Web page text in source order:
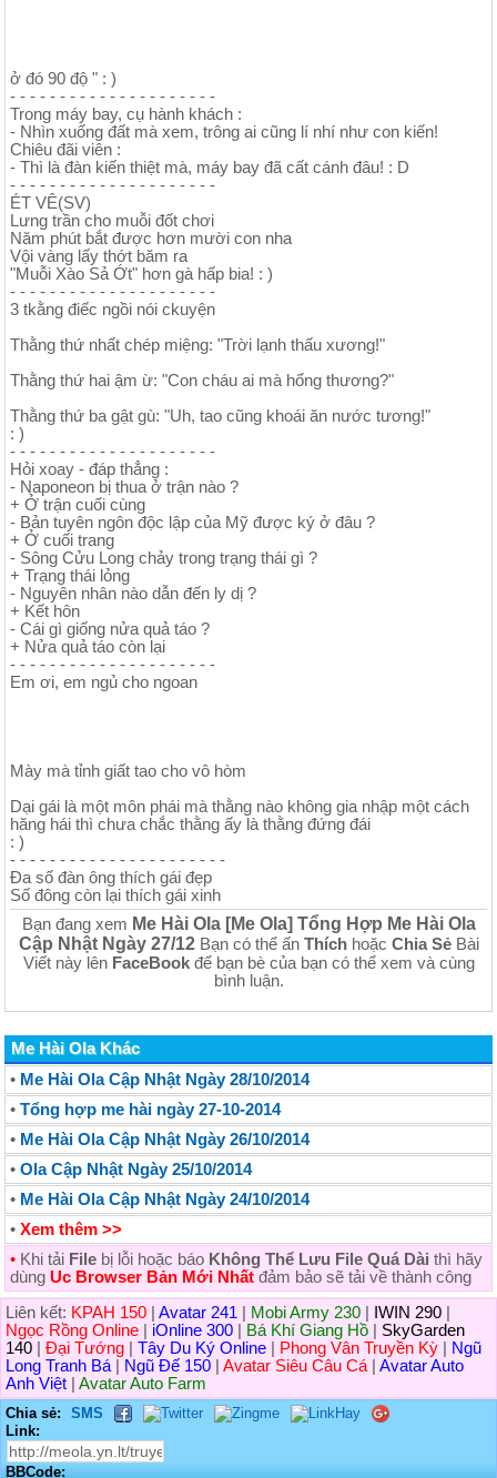
ở đó 90 độ " : )
- - - - - - - - - - - - - - - - - - - - -
Trong máy bay, cụ hành khách :
- Nhìn xuống đất mà xem, trông ai cũng lí nhí như con kiến!
Chiêu đãi viên :
- Thì là đàn kiến thiệt mà, máy bay đã cất cánh đâu! : D
- - - - - - - - - - - - - - - - - - - - -
ÉT VÊ(SV)
Lưng trần cho muỗi đốt chơi
Năm phút bắt được hơn mười con nha
Vội vàng lấy thớt băm ra
"Muỗi Xào Sả Ớt" hơn gà hấp bia! : )
- - - - - - - - - - - - - - - - - - - - -
3 tkằng điếc ngồi nói ckuyện
Thằng thứ nhất chép miệng: "Trời lạnh thấu xương!"
Thằng thứ hai ậm ừ: "Con cháu ai mà hổng thương?"
Thằng thứ ba gật gù: "Uh, tao cũng khoái ăn nước tương!"
: )
- - - - - - - - - - - - - - - - - - - - -
Hỏi xoay - đáp thẳng :
- Naponeon bị thua ở trận nào ?
+ Ở trận cuối cùng
- Bản tuyên ngôn độc lập của Mỹ được ký ở đâu ?
+ Ở cuối trang
- Sông Cửu Long chảy trong trạng thái gì ?
+ Trạng thái lỏng
- Nguyên nhân nào dẫn đến ly dị ?
+ Kết hôn
- Cái gì giống nửa quả táo ?
+ Nửa quả táo còn lại
- - - - - - - - - - - - - - - - - - - - -
Em ơi, em ngủ cho ngoan
Mày mà tỉnh giất tao cho vô hòm
Dại gái là một môn phái mà thằng nào không gia nhập một cách
hăng hái thì chưa chắc thằng ấy là thằng đứng đái
: )
- - - - - - - - - - - - - - - - - - - - - -
Đa số đàn ông thích gái đẹp
Số đông còn lại thích gái xinh
Bạn đang xem Me Hài Ola [Me Ola] Tổng Hợp Me Hài Ola
Cập Nhật Ngày 27/12Bạn có thể ấn Thíchhoặc Chia SẻBài
Viết này lên FaceBookđể bạn bè của bạn có thể xem và cùng
bình luận.
Me Hài Ola Khác
• Me Hài Ola Cập Nhật Ngày 28/10/2014
• Tổng hợp me hài ngày 27-10-2014
• Me Hài Ola Cập Nhật Ngày 26/10/2014
• Ola Cập Nhật Ngày 25/10/2014
• Me Hài Ola Cập Nhật Ngày 24/10/2014
• Xem thêm >>
• Khi tải File bị lỗi hoặc báo Không Thể Lưu File Quá Dài thì hãy
dùng Uc Browser Bản Mới Nhất đảm bảo sẽ tải về thành công
Liên kết: KPAH 150 Avatar 241 Mobi Army 230 IWIN 290
Ngọc Rồng Online
iOnline 300 Bá Khí Giang Hồ
SkyGarden
140
Đại Tướng Tây Du Ký Online Phong Vân Truyền Kỳ
Ngũ
Long Tranh Bá
Ngũ Đế 150 Avatar Siêu Câu Cá
Avatar Auto
Anh Việt
Avatar Auto Farm
Chia sẻ:
SMS
Link:
BBCode: